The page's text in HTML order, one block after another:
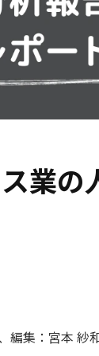
業の
編集：宮本 紗